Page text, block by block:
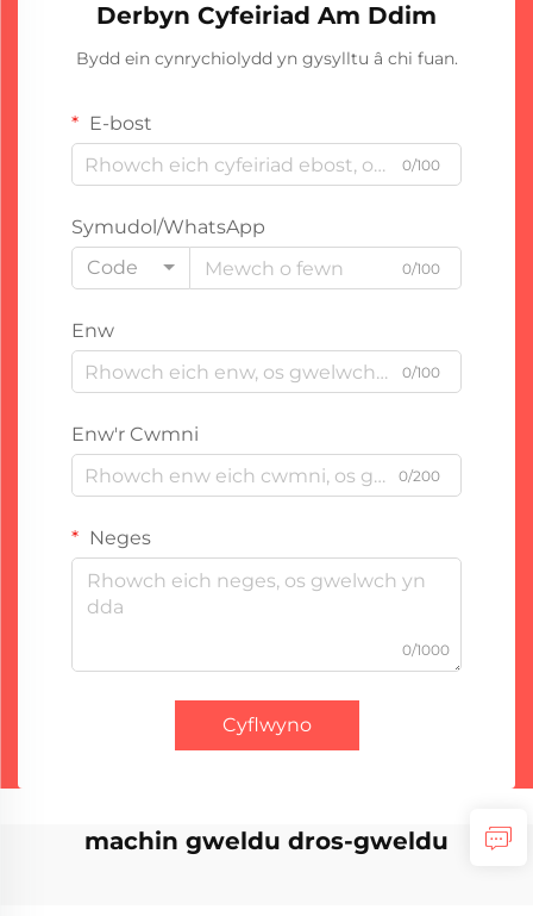
Derbyn Cyfeiriad Am Ddim
Bydd ein cynrychiolydd yn gysylltu â chi fuan.
E-bost
0/100
Symudol/WhatsApp
Code
0/100
Enw
0/100
Enw'r Cwmni
0/200
Neges
0/1000
Cyflwyno
machin gweldu dros-gweldu